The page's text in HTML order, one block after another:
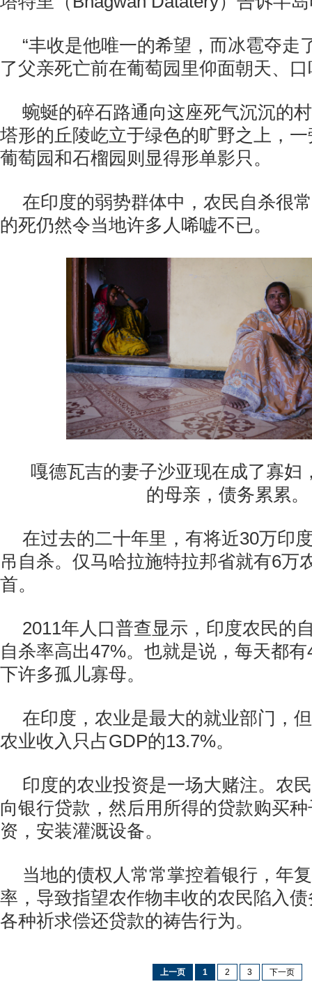
“丰收是他唯一的希望，而冰雹夺走
了父亲死亡前在葡萄园里仰面朝天、
蜿蜒的碎石路通向这座死气沉沉的
塔形的丘陵屹立于绿色的旷野之上，
葡萄园和石榴园则显得形单影只。
在印度的弱势群体中，农民自杀很
的死仍然令当地许多人唏嘘不已。
嘎德瓦吉的妻子沙亚现在成了寡妇
的母亲，债务累累。
在过去的二十年里，有将近30万印
吊自杀。仅马哈拉施特拉邦省就有6万
首。
2011年人口普查显示，印度农民的
自杀率高出47%。也就是说，每天都
下许多孤儿寡母。
在印度，农业是最大的就业部门，
农业收入只占GDP的13.7%。
印度的农业投资是一场大赌注。农
向银行贷款，然后用所得的贷款购买
资，安装灌溉设备。
当地的债权人常常掌控着银行，年
率，导致指望农作物丰收的农民陷入
各种祈求偿还贷款的祷告行为。
上一页 1 2 3 下一页